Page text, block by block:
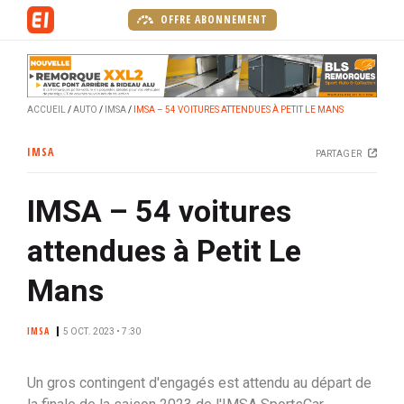
OFFRE ABONNEMENT
ACCUEIL AUTO IMSA IMSA – 54 VOITURES ATTENDUES À PETIT LE MANS
IMSA PARTAGER
IMSA – 54 voitures
attendues à Petit Le
Mans
IMSA 5 OCT. 2023 • 7:30
Un gros contingent d'engagés est attendu au départ de